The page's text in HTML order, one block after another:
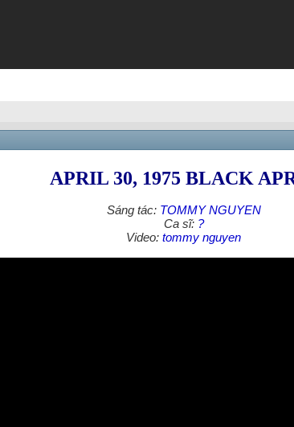
APRIL 30, 1975 BLACK
Sáng tác: TOMMY NGUYEN
Ca sĩ: ?
Video: tommy nguyen